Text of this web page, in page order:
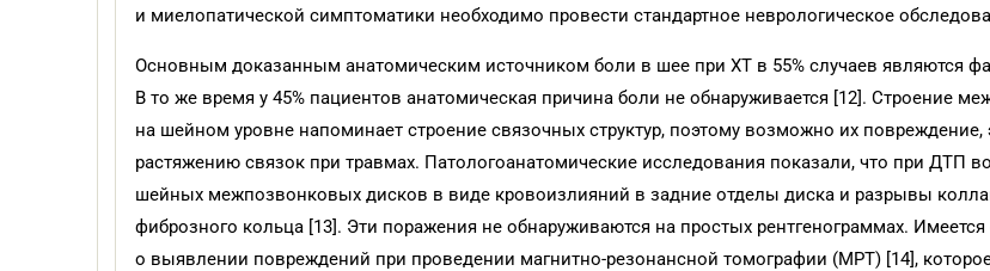
и миелопатической симптоматики необходимо провести стандартное неврологическое
Основным доказанным анатомическим источником боли в шее при ХТ в 55% случаев являются
В то же время у 45% пациентов анатомическая причина боли не обнаруживается [12]. Строение
на шейном уровне напоминает строение связочных структур, поэтому возможно их повреждение,
растяжению связок при травмах. Патологоанатомические исследования показали, что при ДТП
шейных межпозвонковых дисков в виде кровоизлияний в задние отделы диска и разрывы
фиброзного кольца [13]. Эти поражения не обнаруживаются на простых рентгенограммах.
о выявлении повреждений при проведении магнитно-резонансной томографии (МРТ) [14],